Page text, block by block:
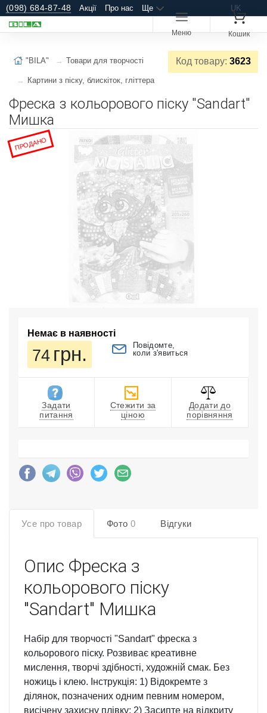
(098) 684-87-48 Акції Про нас Ще UK
Меню Кошик
Код товару: 3623
"BILA" Товари для творчості
Картини з піску, блискіток, гліттера
Фреска з кольорового піску "Sandart"
Мишка
ПРОДАНО
Немає в наявності
74 грн.
Повідомте,
коли з'явиться
Задати
питання
Стежити за
ціною
Додати до
порівняння
Усе про товар Фото 0 Відгуки
Опис Фреска з
кольорового піску
"Sandart" Мишка
Набір для творчості "Sandart" фреска з
кольорового піску. Розвиває креативне
мислення, творчі здібності, художній смак. Без
ножиць і клею. Інструкція: 1) Відокремте з
ділянок, позначених одним певним номером,
висічену захисну плівку; 2) Засипте на відкриту